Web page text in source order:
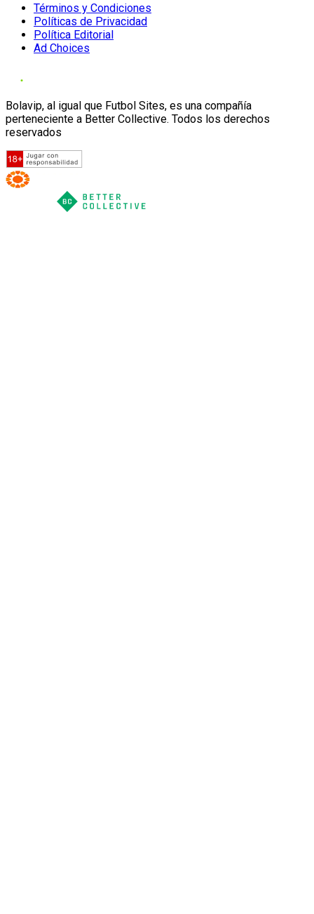
Términos y Condiciones
Políticas de Privacidad
Política Editorial
Ad Choices
Bolavip, al igual que Futbol Sites, es una compañía
perteneciente a Better Collective. Todos los derechos
reservados